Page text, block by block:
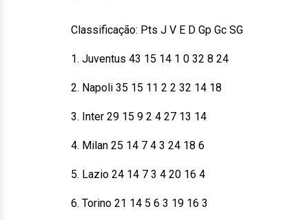
Classificação: Pts J V E D Gp Gc SG
1. Juventus 43 15 14 1 0 32 8 24
2. Napoli 35 15 11 2 2 32 14 18
3. Inter 29 15 9 2 4 27 13 14
4. Milan 25 14 7 4 3 24 18 6
5. Lazio 24 14 7 3 4 20 16 4
6. Torino 21 14 5 6 3 19 16 3